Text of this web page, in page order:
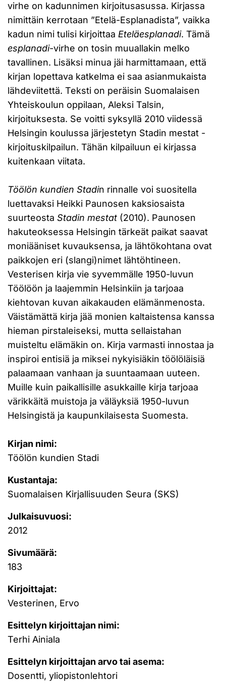
virhe on kadunnimen kirjoitusasussa. Kirjassa
nimittäin kerrotaan ”Etelä-Esplanadista”, vaikka
kadun nimi tulisi kirjoittaa Eteläesplanadi. Tämä
esplanadi-virhe on tosin muuallakin melko
tavallinen. Lisäksi minua jäi harmittamaan, että
kirjan lopettava katkelma ei saa asianmukaista
lähdeviitettä. Teksti on peräisin Suomalaisen
Yhteiskoulun oppilaan, Aleksi Talsin,
kirjoituksesta. Se voitti syksyllä 2010 viidessä
Helsingin koulussa järjestetyn Stadin mestat -
kirjoituskilpailun. Tähän kilpailuun ei kirjassa
kuitenkaan viitata.
Töölön kundien Stadin rinnalle voi suositella
luettavaksi Heikki Paunosen kaksiosaista
suurteosta Stadin mestat (2010). Paunosen
hakuteoksessa Helsingin tärkeät paikat saavat
moniääniset kuvauksensa, ja lähtökohtana ovat
paikkojen eri (slangi)nimet lähtöhtineen.
Vesterisen kirja vie syvemmälle 1950-luvun
Töölöön ja laajemmin Helsinkiin ja tarjoaa
kiehtovan kuvan aikakauden elämänmenosta.
Väistämättä kirja jää monien kaltaistensa kanssa
hieman pirstaleiseksi, mutta sellaistahan
muisteltu elämäkin on. Kirja varmasti innostaa ja
inspiroi entisiä ja miksei nykyisiäkin töölöläisiä
palaamaan vanhaan ja suuntaamaan uuteen.
Muille kuin paikallisille asukkaille kirja tarjoaa
värikkäitä muistoja ja väläyksiä 1950-luvun
Helsingistä ja kaupunkilaisesta Suomesta.
Kirjan nimi:
Töölön kundien Stadi
Kustantaja:
Suomalaisen Kirjallisuuden Seura (SKS)
Julkaisuvuosi:
2012
Sivumäärä:
183
Kirjoittajat:
Vesterinen, Ervo
Esittelyn kirjoittajan nimi:
Terhi Ainiala
Esittelyn kirjoittajan arvo tai asema:
Dosentti, yliopistonlehtori